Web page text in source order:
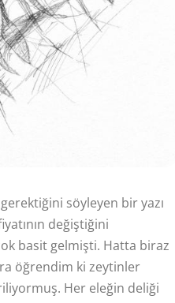
söyleyen bir yazı
değiştiğini
basit gelmişti. Hatta biraz
öğrendim ki zeytinler
Her eleğin deliği